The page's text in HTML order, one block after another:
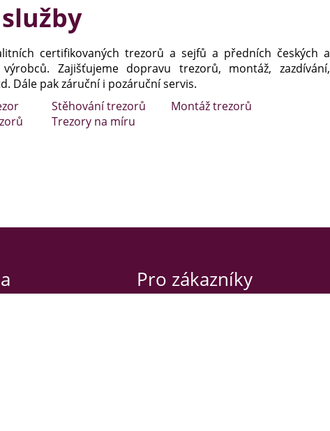
certifikovaných trezorů a sejfů a předních českých a
výrobců. Zajišťujeme dopravu trezorů, montáž, zazdívání,
Dále pak záruční i pozáruční servis.
Stěhování trezorů
Montáž trezorů
Trezory na míru
Pro zákazníky